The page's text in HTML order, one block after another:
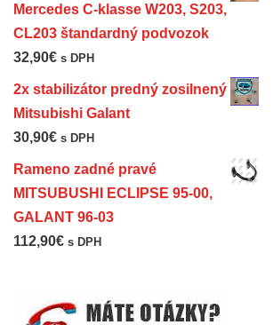
Mercedes C-klasse W203, S203,
CL203 štandardný podvozok
32,90€ s DPH
2x stabilizátor predný zosilnený
Mitsubishi Galant
30,90€ s DPH
Rameno zadné pravé
MITSUBUSHI ECLIPSE 95-00,
GALANT 96-03
112,90€ s DPH